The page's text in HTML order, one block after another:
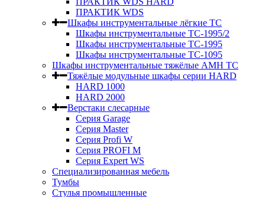
ПРАКТИК WDS
Шкафы инструментальные лёгкие ТС
Шкафы инструментальные ТС-1995/2
Шкафы инструментальные TC-1995
Шкафы инструментальные TC-1095
Шкафы инструментальные тяжёлые AMH TC
Тяжёлые модульные шкафы серии HARD
HARD 1000
HARD 2000
Верстаки слесарные
Серия Garage
Серия Master
Серия Profi W
Серия PROFI M
Серия Expert WS
Специализированная мебель
Тумбы
Стулья промышленные